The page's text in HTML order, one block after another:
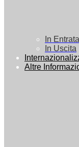
In Entrata
In Uscita
Altre